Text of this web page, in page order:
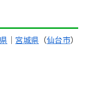
｜ 宮城県 （仙台市）